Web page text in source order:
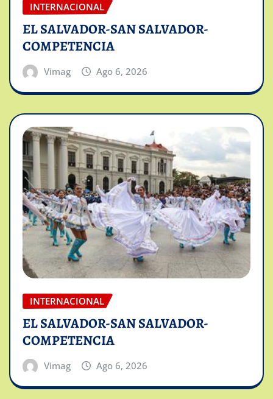
INTERNACIONAL
EL SALVADOR-SAN SALVADOR-
COMPETENCIA
Vimag Ago 6, 2026
INTERNACIONAL
EL SALVADOR-SAN SALVADOR-
COMPETENCIA
Vimag Ago 6, 2026